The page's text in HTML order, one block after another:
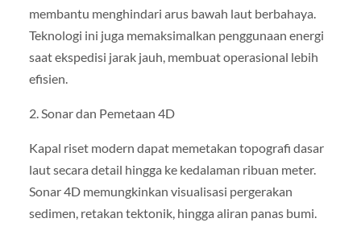
membantu menghindari arus bawah laut berbahaya.
Teknologi ini juga memaksimalkan penggunaan energi
saat ekspedisi jarak jauh, membuat operasional lebih
efisien.
2. Sonar dan Pemetaan 4D
Kapal riset modern dapat memetakan topografi dasar
laut secara detail hingga ke kedalaman ribuan meter.
Sonar 4D memungkinkan visualisasi pergerakan
sedimen, retakan tektonik, hingga aliran panas bumi.